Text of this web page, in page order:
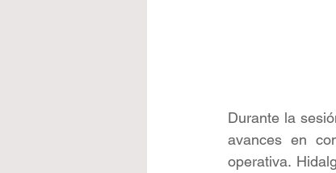
Durante la
avances en
operativa.